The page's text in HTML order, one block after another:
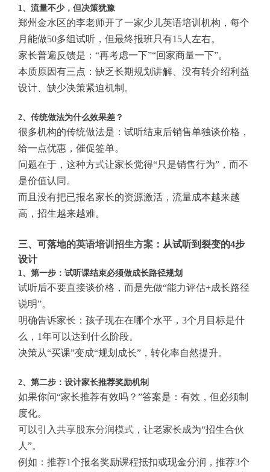
1、流量不少，但决策犹豫
郑州金水区的李老师开了一家少儿英语培训机构，每个
月能做50多组试听，但最终报班只有15人左右。
家长普遍反馈是：“再考虑一下”“回家商量一下”。
本质原因有三点：缺乏长期规划讲解、没有转介绍利益
设计、缺少决策紧迫机制。
2、传统做法为什么效果差？
很多机构的传统做法是：试听结束后销售单独谈价格，
给一点优惠，催促签单。
问题在于，这种方式让家长觉得“只是销售行为”，而不
是价值认同。
而且没有把已报名家长的资源激活，流量成本越来越
高，招生越来越难。
三、可落地的英语培训招生方案 ：从试听到裂变的4步
设计
1、第一步：试听课结束必须做成长路径规划
试听后不要直接谈价格，而是先做“能力评估+成长路径
说明”。
明确告诉家长：孩子现在在哪个水平，3个月目标是什
么，1年可以达到什么阶段。
决策从“买课”变成“规划成长”，转化率自然提升。
2、第二步：设计家长推荐奖励机制
如果你问“家长推荐有效吗？”答案是：有效，但必须制
度化。
可以引入共享股东分润模式 ，让老家长成为“招生合伙
人”。
例如：推荐1个报名奖励课程抵扣或现金分润，推荐3个